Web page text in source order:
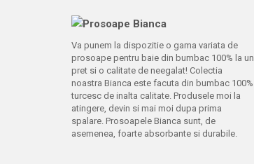
Va punem la dispozitie o gama variata de
prosoape pentru baie din bumbac 100% la un
pret si o calitate de neegalat! Colectia
noastra Bianca este facuta din bumbac 100%
turcesc de inalta calitate. Produsele moi la
atingere, devin si mai moi dupa prima
spalare. Prosoapele Bianca sunt, de
asemenea, foarte absorbante si durabile.